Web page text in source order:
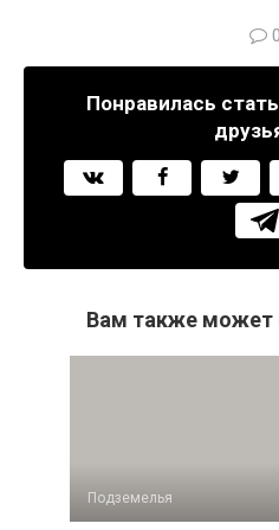
0
Понравилась
Вам также может
Подземелья